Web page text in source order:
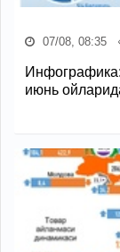
07/08, 08:35
июнь